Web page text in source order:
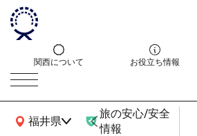
関西について お役立ち情報
福井県
関西広域MAP
旅の安心/安全
情報